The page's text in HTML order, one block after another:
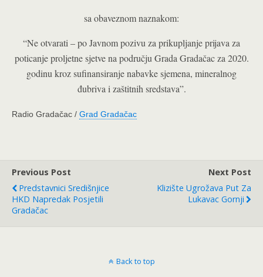
sa obaveznom naznakom:
“Ne otvarati – po Javnom pozivu za prikupljanje prijava za
poticanje proljetne sjetve na području Grada Gradačac za 2020.
godinu kroz sufinansiranje nabavke sjemena, mineralnog
đubriva i zaštitnih sredstava”.
Radio Gradačac / Grad Gradačac
Previous Post
Predstavnici Središnjice
HKD Napredak Posjetili
Gradačac
Next Post
Klizište Ugrožava Put Za
Lukavac Gornji
Back to top